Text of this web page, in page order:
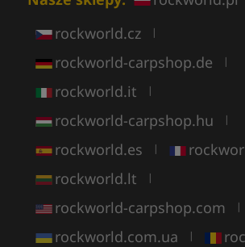
rockworld.cz |
rockworld-carpshop.de |
rockworld.it |
rockworld-carpshop.hu |
rockworld.es |
rockworld.lt |
rockworld-carpshop.com |
rockworld.com.ua |